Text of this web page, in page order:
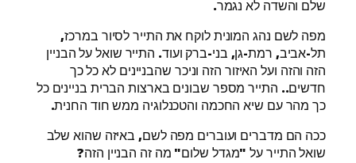
שלם והשדה לא נגמר.
מפה לשם נהג המונית לוקח את התייר לסיור במרכז,
תל-אביב, רמת-גן, בני-ברק ועוד. התייר שואל על הבניין
הזה והזה ועל האיזור הזה וניכר שהבניינים לא כל כך
חדשים.. התייר מספר שבונים בארצות הברית בניינים כל
כך מהר עם שיא החכמה והטכנלוגיה ממש חוד החנית.
ככה הם מדברים ועוברים מפה לשם, באיזה שהוא שלב
שואל התייר על "מגדל שלום" מה זה הבניין הזה?